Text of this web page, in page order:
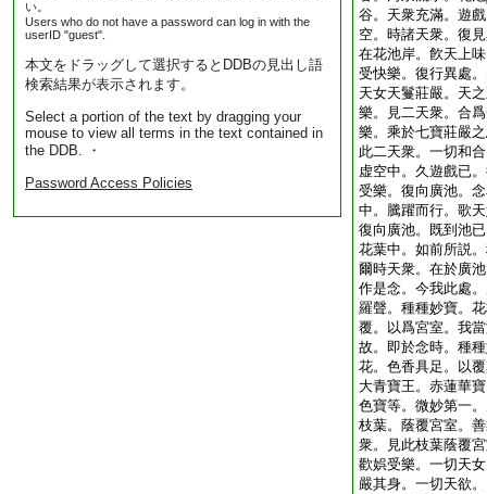
い。
Users who do not have a password can log in with the
userID "guest".
本文をドラッグして選択するとDDBの見出し語
検索結果が表示されます。
Select a portion of the text by dragging your
mouse to view all terms in the text contained in
the DDB. ・
Password Access Policies
谷。天衆充滿。遊
空。時諸天衆。復
在花池岸。飮天上
受快樂。復行異處
天女天鬘莊嚴。天
樂。見二天衆。合
樂。乘於七寶莊嚴
此二天衆。一切和
虚空中。久遊戲已
受樂。復向廣池。
中。騰躍而行。歌
復向廣池。既到池
花葉中。如前所説
爾時天衆。在於廣
作是念。今我此處
羅聲。種種妙寶。
覆。以爲宮室。我
故。即於念時。種
花。色香具足。以
大青寶王。赤蓮華
色寶等。微妙第一
枝葉。蔭覆宮室。
衆。見此枝葉蔭覆
歡娯受樂。一切天
嚴其身。一切天欲